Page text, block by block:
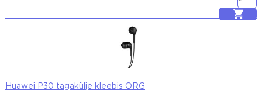
Lisa korvi
Huawei P30 tagakülje kleebis ORG